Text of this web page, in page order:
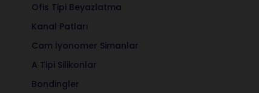
Ofis Tipi Beyazlatma
Kanal Patları
Cam İyonomer Simanlar
A Tipi Silikonlar
Bondingler